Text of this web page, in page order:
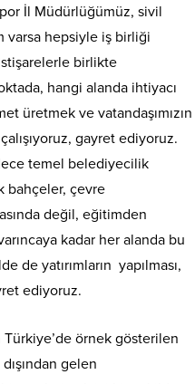
İl Müdürlüğümüz, sivil
varsa hepsiyle iş birliği
birlikte
hangi alanda ihtiyacı
üretmek ve vatandaşımızın
gayret ediyoruz.
temel belediyecilik
bahçeler, çevre
değil, eğitimden
kadar her alanda bu
de yatırımların yapılması,
ediyoruz.
örnek gösterilen
gelen